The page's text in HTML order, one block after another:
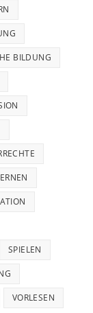
BILDUNG
SPIELEN
VORLESEN